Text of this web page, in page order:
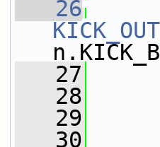
   26
   27
   28
   29
   30